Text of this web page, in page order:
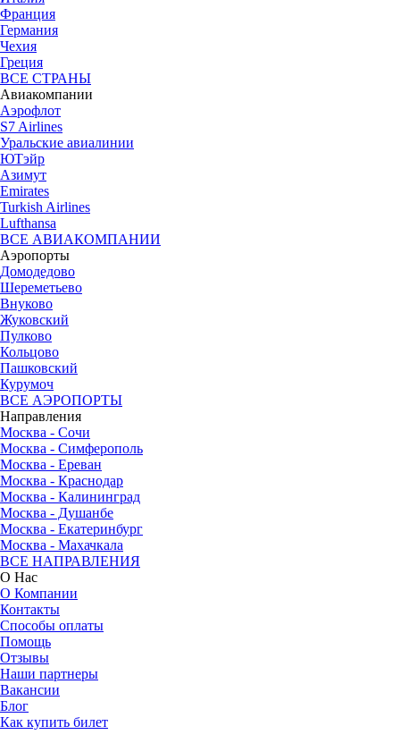
Франция
Германия
Чехия
Греция
ВСЕ СТРАНЫ
Авиакомпании
Аэрофлот
S7 Airlines
Уральские авиалинии
ЮТэйр
Азимут
Emirates
Turkish Airlines
Lufthansa
ВСЕ АВИАКОМПАНИИ
Аэропорты
Домодедово
Шереметьево
Внуково
Жуковский
Пулково
Кольцово
Пашковский
Курумоч
ВСЕ АЭРОПОРТЫ
Направления
Москва - Сочи
Москва - Симферополь
Москва - Ереван
Москва - Краснодар
Москва - Калининград
Москва - Душанбе
Москва - Екатеринбург
Москва - Махачкала
ВСЕ НАПРАВЛЕНИЯ
О Нас
О Компании
Контакты
Способы оплаты
Помощь
Отзывы
Наши партнеры
Вакансии
Блог
Как купить билет